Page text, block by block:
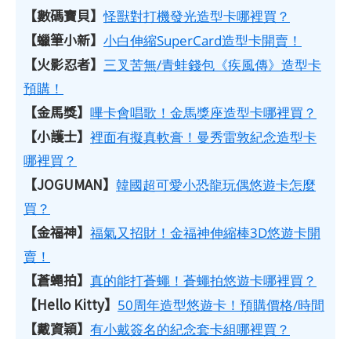
【數碼寶貝】怪獸對打機發光造型卡哪裡買？
【蠟筆小新】 小白伸縮SuperCard造型卡開賣！
【火影忍者】 三叉苦無/青蛙錢包《疾風傳》造型卡
預購！
【金馬獎】 嗶卡會唱歌！金馬獎座造型卡哪裡買？
【小護士】 裡面有擬真軟膏！曼秀雷敦紀念造型卡
哪裡買？
【JOGUMAN】 韓國超可愛小恐龍玩偶悠遊卡怎麼
買？
【金福神】 福氣又招財！金福神伸縮棒3D悠遊卡開
賣！
【蒼蠅拍】 真的能打蒼蠅！蒼蠅拍悠遊卡哪裡買？
【Hello Kitty】 50周年造型悠遊卡！預購價格/時間
【戴資穎】 有小戴簽名的紀念套卡組哪裡買？